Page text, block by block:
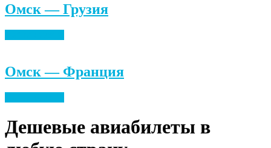
Омск — Грузия
Омск — Франция
Дешевые авиабилеты в